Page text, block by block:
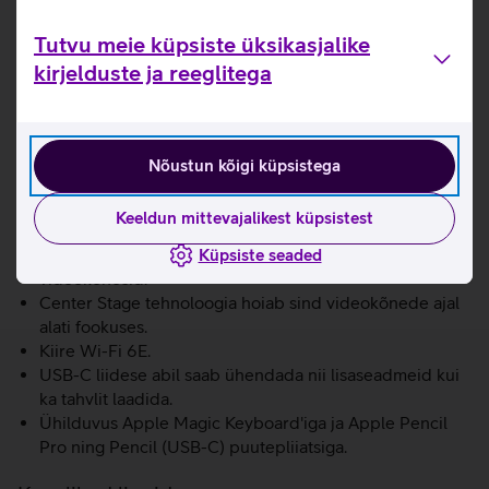
Tutvu meie küpsiste üksikasjalike
kirjelduste ja reeglitega
Nõustun kõigi küpsistega
Keeldun mittevajalikest küpsistest
Küpsiste seaded
NB! Toote komplekti ei kuulu laadimisadapter.
Servast servani laia värvigammaga (P3) Liquid Retina
Apple M3 kiip pakub uskumatut võimekust ja äärmiselt
kiiret graafikat.
16-tuumaline Neural Engine muudab tahvelarvuti
võimsaks AI-seadmeks tänu 60% kiiremale jõudlusele
(võrreldes M1 kiibiga iPad Air’iga).
12 Mpix esikaamera võimaldab teha kvaliteetseid
Center Stage tehnoloogia hoiab sind videokõnede ajal
alati fookuses.
Kiire Wi-Fi 6E.
USB-C liidese abil saab ühendada nii lisaseadmeid kui
ka tahvlit laadida.
Ühilduvus Apple Magic Keyboard'iga ja Apple Pencil
Pro ning Pencil (USB-C) puutepliiatsiga.